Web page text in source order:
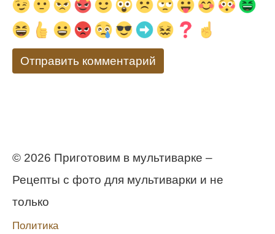
© 2026 Приготовим в мультиварке –
Рецепты с фото для мультиварки и не
только
Политика